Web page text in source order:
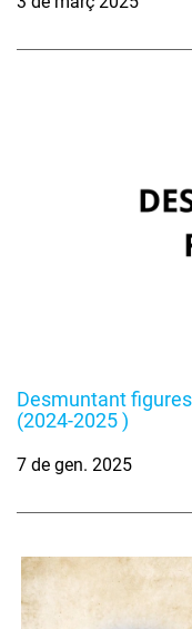
Desmuntant
(2024-2025 )
7 de gen. 2025